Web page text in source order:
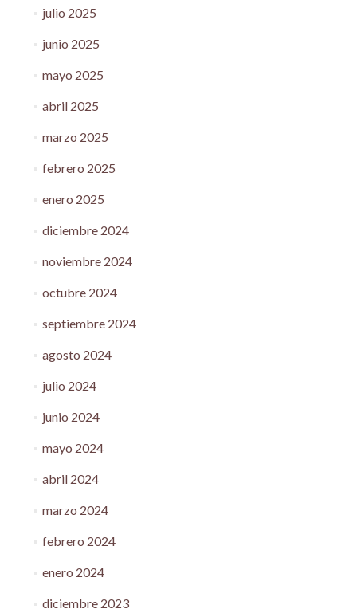
julio 2025
junio 2025
mayo 2025
abril 2025
marzo 2025
febrero 2025
enero 2025
diciembre 2024
noviembre 2024
octubre 2024
septiembre 2024
agosto 2024
julio 2024
junio 2024
mayo 2024
abril 2024
marzo 2024
febrero 2024
enero 2024
diciembre 2023